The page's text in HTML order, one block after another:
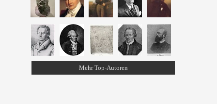
Mehr Top-Autoren